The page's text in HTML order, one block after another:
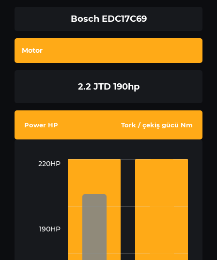
Bosch EDC17C69
Motor
2.2 JTD 190hp
Power HP Tork / çekiş gücü Nm
220HP
190HP